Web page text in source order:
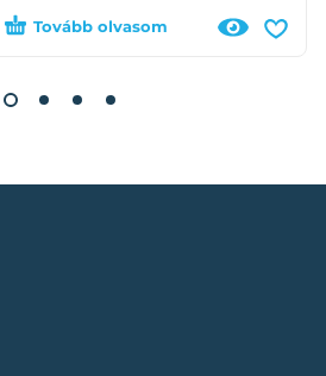
Tovább olvasom